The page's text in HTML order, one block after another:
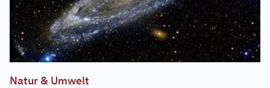
Natur & Umwelt